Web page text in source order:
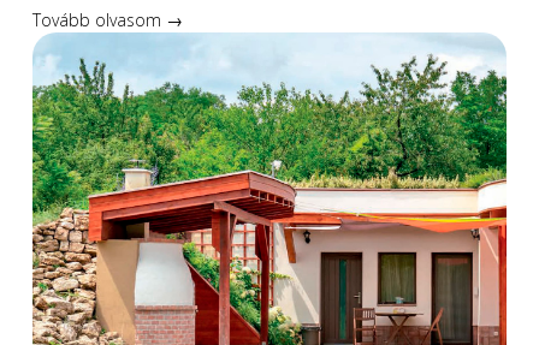
Tovább olvasom →